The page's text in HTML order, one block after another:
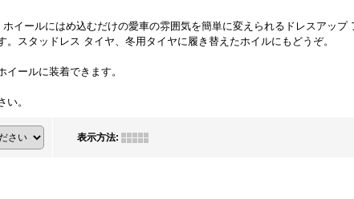
イールにはめ込むだけの愛車の雰囲気を簡単に変えられるドレスアップ
スタッドレス タイヤ、冬用タイヤに履き替えたホイルにもどうぞ。
イールに装着できます。
い。
表示方法: